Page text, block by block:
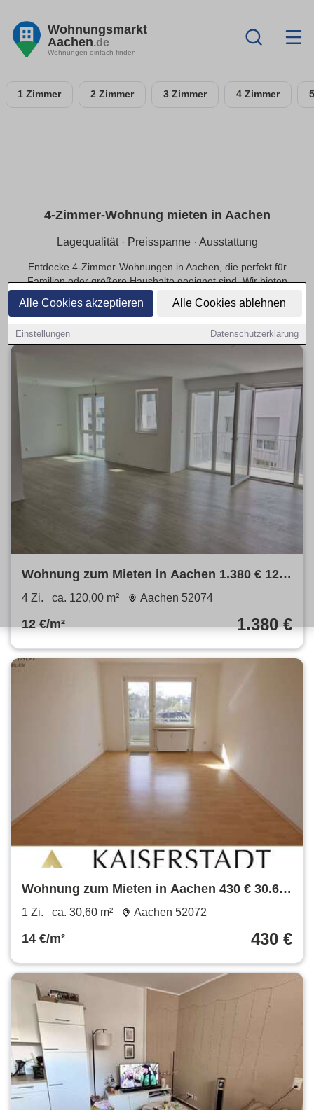
Alle Cookies akzeptieren Alle Cookies ablehnen
Einstellungen Datenschutzerklärung
Wohnungsmarkt
Aachen.de
Wohnungen einfach finden
1 Zimmer 2 Zimmer 3 Zimmer 4 Zimmer
4-Zimmer-Wohnung mieten in Aachen
Lagequalität · Preisspanne · Ausstattung
Entdecke 4-Zimmer-Wohnungen in Aachen, die perfekt für
Familien oder größere Haushalte geeignet sind. Wir bieten
dir Optionen in ruhigen Lagen und das passende Preis-
Leistungs-Verhältnis.
Wohnung zum Mieten in Aachen 1.380 € 120
m²
4 Zi. ca. 120,00 m² Aachen 52074
12 €/m² 1.380 €
Wohnung zum Mieten in Aachen 430 € 30.6
m²
1 Zi. ca. 30,60 m² Aachen 52072
14 €/m² 430 €